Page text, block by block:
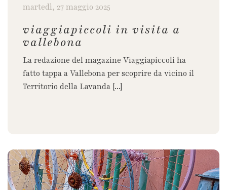
martedì, 27 maggio 2025
viaggiapiccoli in visita a
vallebona
La redazione del magazine Viaggiapiccoli ha
fatto tappa a Vallebona per scoprire da vicino il
Territorio della Lavanda [...]